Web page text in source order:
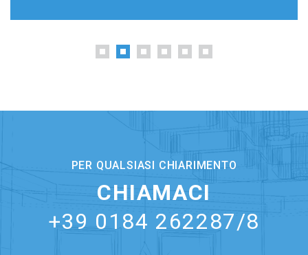
PER QUALSIASI CHIARIMENTO
CHIAMACI
+39 0184 262287/8